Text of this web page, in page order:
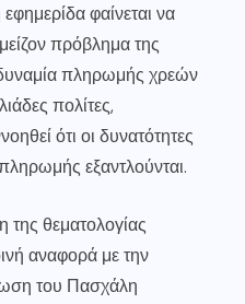
φαίνεται να
πρόβλημα της
πληρωμής χρεών
πολίτες,
ότι οι δυνατότητες
εξαντλούνται.
της θεματολογίας
αναφορά με την
του Πασχάλη